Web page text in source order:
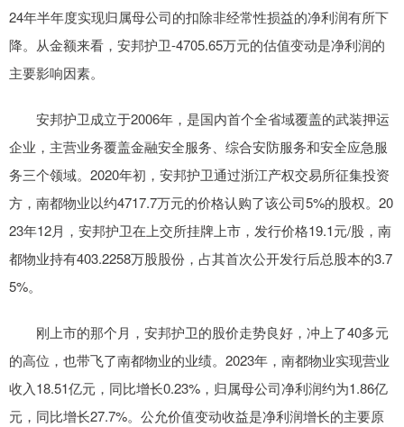
24年半年度实现归属母公司的扣除非经常性损益的净利润有所下
降。从金额来看，安邦护卫-4705.65万元的估值变动是净利润的
主要影响因素。
安邦护卫成立于2006年，是国内首个全省域覆盖的武装押运
企业，主营业务覆盖金融安全服务、综合安防服务和安全应急服
务三个领域。2020年初，安邦护卫通过浙江产权交易所征集投资
方，南都物业以约4717.7万元的价格认购了该公司5%的股权。20
23年12月，安邦护卫在上交所挂牌上市，发行价格19.1元/股，南
都物业持有403.2258万股股份，占其首次公开发行后总股本的3.7
5%。
刚上市的那个月，安邦护卫的股价走势良好，冲上了40多元
的高位，也带飞了南都物业的业绩。2023年，南都物业实现营业
收入18.51亿元，同比增长0.23%，归属母公司净利润约为1.86亿
元，同比增长27.7%。公允价值变动收益是净利润增长的主要原